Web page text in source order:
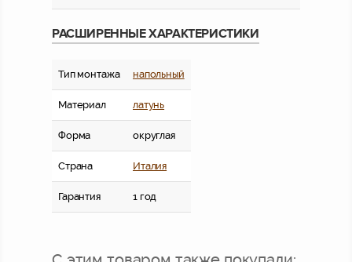
РАСШИРЕННЫЕ ХАРАКТЕРИСТИКИ
Тип монтажа напольный
Материал латунь
Форма округлая
Страна Италия
Гарантия 1 год